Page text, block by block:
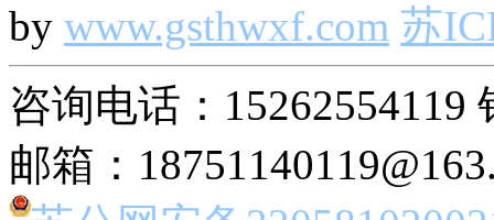
by www.gsthwxf.com 苏
咨询电话：15262554119
邮箱：